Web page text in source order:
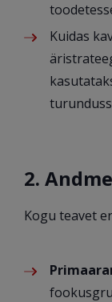
Kuidas
2.
Kogu teavet